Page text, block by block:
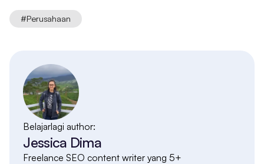
#Perusahaan
Belajarlagi author:
Jessica Dima
Freelance SEO content writer yang 5+